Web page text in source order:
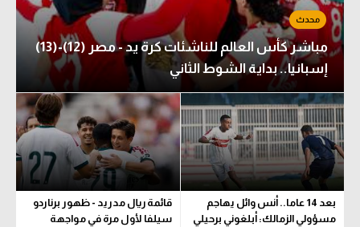
مباشر كأس العالم للناشئات كرة يد - مصر (12)-(13)
إسبانيا.. بداية الشوط الثاني
بعد 14 عاما.. أنس وائل يهاجم
مسؤولي الزمالك: أبلغوني برحيلي
قائمة ريال مدريد - ظهور برناردو
سيلفا لأول مرة في مواجهة